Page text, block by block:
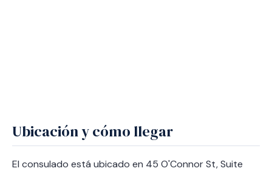
Ubicación y cómo llegar
El consulado está ubicado en 45 O'Connor St, Suite